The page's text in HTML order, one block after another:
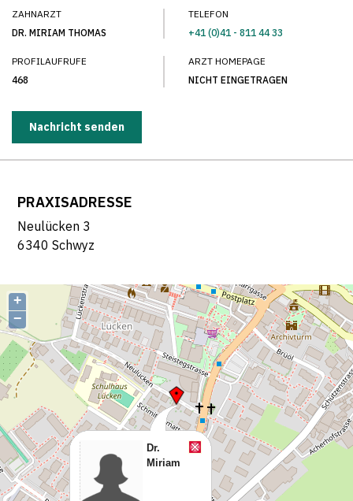
ZAHNARZT
DR. MIRIAM THOMAS
TELEFON
+41 (0)41 - 811 44 33
PROFILAUFRUFE
468
ARZT HOMEPAGE
NICHT EINGETRAGEN
Nachricht senden
PRAXISADRESSE
Neulücken 3
6340 Schwyz